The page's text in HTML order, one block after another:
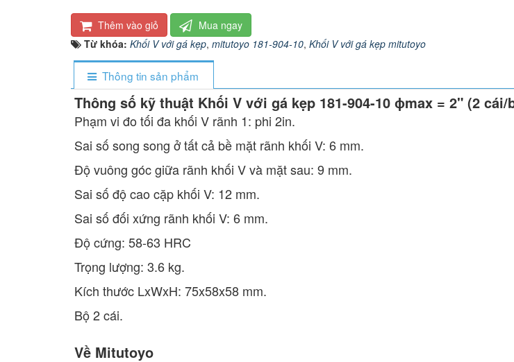
Thêm vào giỏ
Mua ngay
Từ khóa: Khối V với gá kẹp, mitutoyo 181-904-10, Khối V với gá kẹp mitutoyo
Thông tin sản phẩm
Thông số kỹ thuật Khối V với gá kẹp 181-904-10 ɸmax = 2" (2 cái/
Phạm vi đo tối đa khối V rãnh 1: phi 2in.
Sai số song song ở tất cả bề mặt rãnh khối V: 6 mm.
Độ vuông góc giữa rãnh khối V và mặt sau: 9 mm.
Sai số độ cao cặp khối V: 12 mm.
Sai số đối xứng rãnh khối V: 6 mm.
Độ cứng: 58-63 HRC
Trọng lượng: 3.6 kg.
Kích thước LxWxH: 75x58x58 mm.
Bộ 2 cái.
Về Mitutoyo